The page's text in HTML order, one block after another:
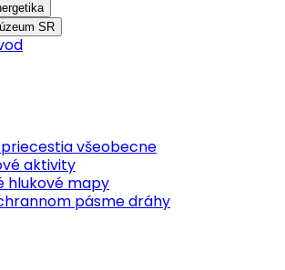
SR
všeobecne
aktivity
hlukové mapy
pásme dráhy